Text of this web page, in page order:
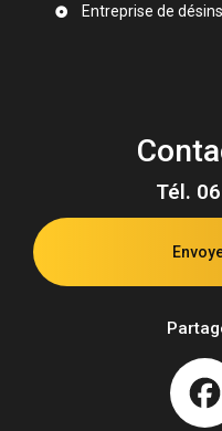
Entreprise de
Tél.